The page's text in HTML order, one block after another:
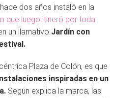
dos años instaló en la
que luego itineró por toda
un llamativo Jardín con
Plaza de Colón, es que
inspiradas en un
Según explica la marca, las